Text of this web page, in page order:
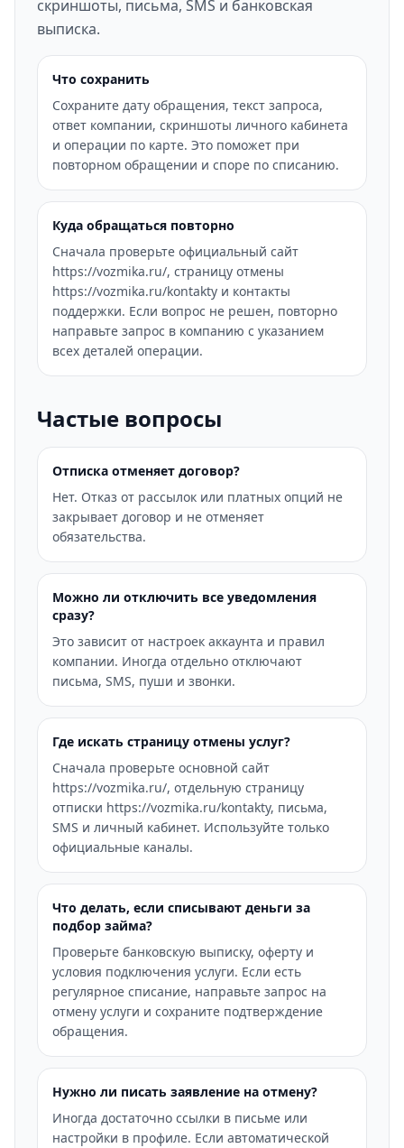
скриншоты, письма, SMS и банковская
выписка.
Что сохранить
Сохраните дату обращения, текст запроса,
ответ компании, скриншоты личного кабинета
и операции по карте. Это поможет при
повторном обращении и споре по списанию.
Куда обращаться повторно
Сначала проверьте официальный сайт
https://vozmika.ru/, страницу отмены
https://vozmika.ru/kontakty и контакты
поддержки. Если вопрос не решен, повторно
направьте запрос в компанию с указанием
всех деталей операции.
Частые вопросы
Отписка отменяет договор?
Нет. Отказ от рассылок или платных опций не
закрывает договор и не отменяет
обязательства.
Можно ли отключить все уведомления
сразу?
Это зависит от настроек аккаунта и правил
компании. Иногда отдельно отключают
письма, SMS, пуши и звонки.
Где искать страницу отмены услуг?
Сначала проверьте основной сайт
https://vozmika.ru/, отдельную страницу
отписки https://vozmika.ru/kontakty, письма,
SMS и личный кабинет. Используйте только
официальные каналы.
Что делать, если списывают деньги за
подбор займа?
Проверьте банковскую выписку, оферту и
условия подключения услуги. Если есть
регулярное списание, направьте запрос на
отмену услуги и сохраните подтверждение
обращения.
Нужно ли писать заявление на отмену?
Иногда достаточно ссылки в письме или
настройки в профиле. Если автоматической